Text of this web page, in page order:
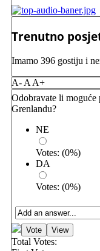
Trenutno
Imamo 396 gostiju i
A- A A+
Odobravate li moguće
Grenlandu?
NE
Votes: (0%)
DA
Votes: (0%)
Total Votes: